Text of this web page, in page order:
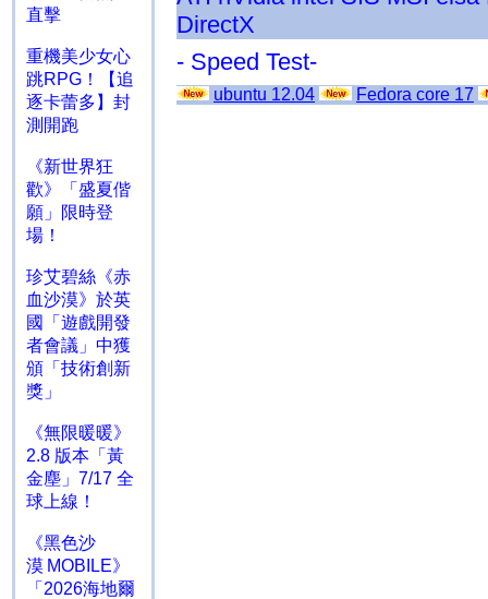
直擊
重機美少女心
跳RPG！【追
逐卡蕾多】封
測開跑
《新世界狂
歡》「盛夏偕
願」限時登
場！
珍艾碧絲《赤
血沙漠》於英
國「遊戲開發
者會議」中獲
頒「技術創新
獎」
《無限暖暖》
2.8 版本「黃
金塵」7/17 全
球上線！
《黑色沙
漠 MOBILE》
「2026海地爾
DirectX
- Speed Test-
ubuntu 12.04 Fedora core 17